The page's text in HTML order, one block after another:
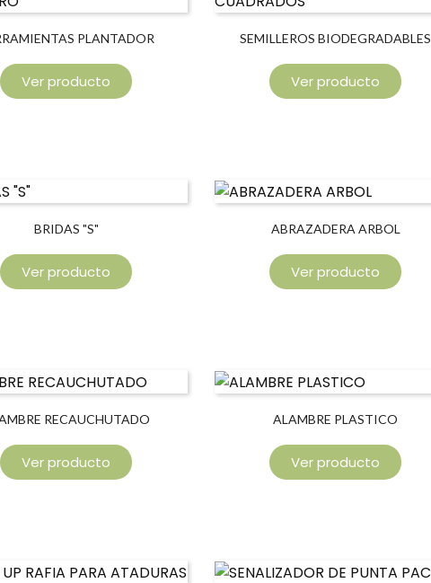
PLANTADOR
Ver producto
SEMILLEROS BIODEGRADABLES
Ver producto
BRIDAS "S"
Ver producto
ABRAZADERA ARBOL
Ver producto
RECAUCHUTADO
Ver producto
ALAMBRE PLASTICO
Ver producto